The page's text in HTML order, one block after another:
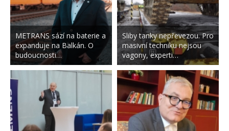
METRANS sází na baterie a
expanduje na Balkán. O
budoucnosti…
Sliby tanky nepřevezou. Pro
masivní techniku nejsou
vagony, experti…